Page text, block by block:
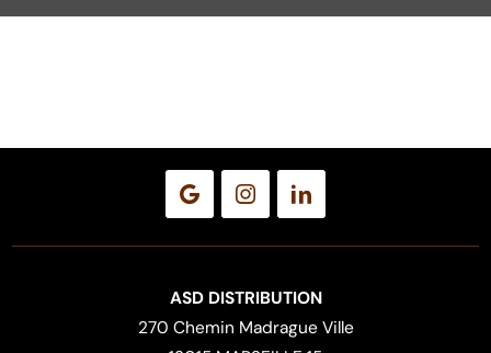
ASD DISTRIBUTION
270 Chemin Madrague Ville